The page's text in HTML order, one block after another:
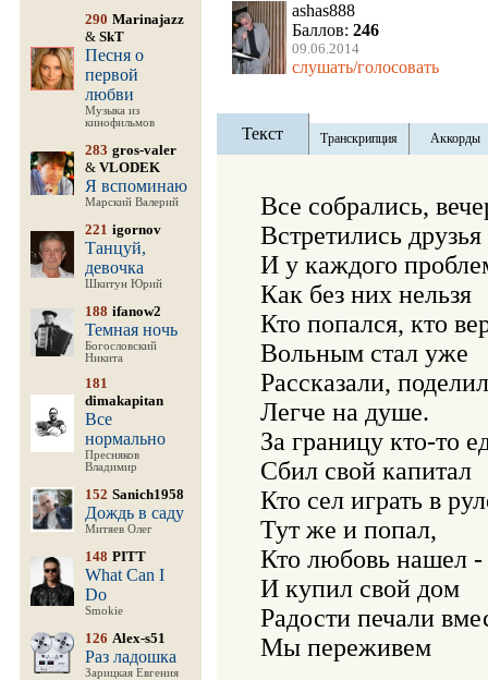
290 Marinajazz
& SkT
Песня о
первой
любви
Музыка из
кинофильмов
283 gros-valer
& VLODEK
Я вспоминаю
Марский Валерий
221 igornov
Танцуй,
девочка
Шкитун Юрий
188 ifanow2
Темная ночь
Богословский
Никита
181
dimakapitan
Все
нормально
Пресняков
Владимир
152 Sanich1958
Дождь в саду
Митяев Олег
148 PITT
What Can I
Do
Smokie
126 Alex-s51
Раз ладошка
Зарицкая Евгения
ashas888
Баллов: 246
09.06.2014
слушать/голосовать
Текст Транскрипция Аккорды
Все собрались,
Встретились друзья
И у каждого
Как без них нельзя
Кто попался, кто
Вольным стал уже
Рассказали,
Легче на душе.
За границу кто-то
Сбил свой капитал
Кто сел играть в
Тут же и попал,
Кто любовь нашел
И купил свой дом
Радости печали
Мы переживем